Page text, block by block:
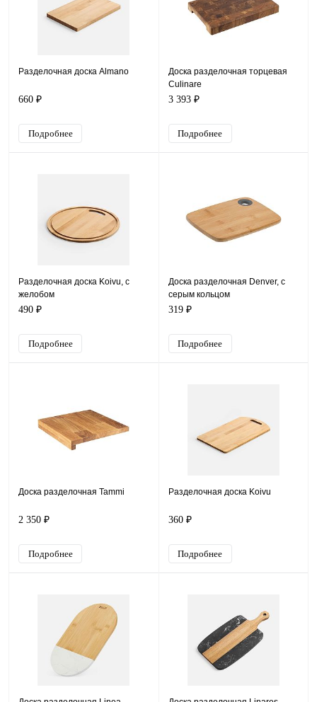
Разделочная доска Almano
660 ₽
Подробнее
Доска разделочная торцевая
Culinare
3 393 ₽
Подробнее
Разделочная доска Koivu, с
желобом
490 ₽
Подробнее
Доска разделочная Denver, с
серым кольцом
319 ₽
Подробнее
Доска разделочная Tammi
2 350 ₽
Подробнее
Разделочная доска Koivu
360 ₽
Подробнее